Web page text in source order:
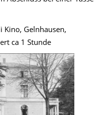
Kino, Gelnhausen,
ca 1 Stunde